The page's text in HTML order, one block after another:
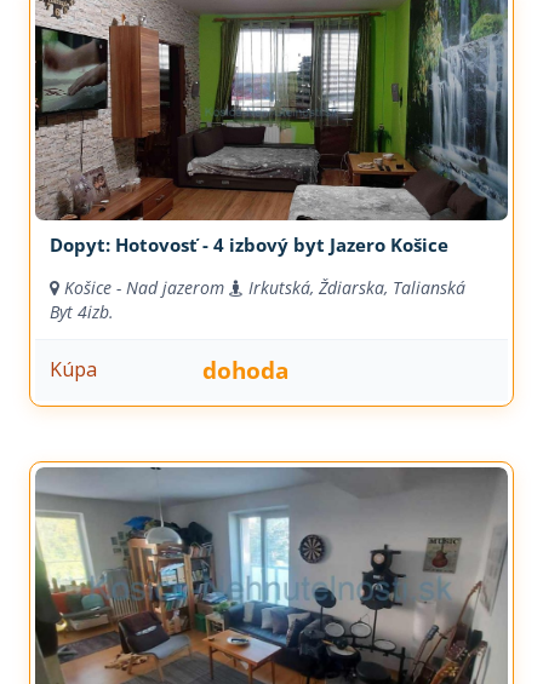
Dopyt: Hotovosť - 4 izbový byt Jazero Košice
Košice - Nad jazerom
Irkutská, Ždiarska, Talianská
Byt 4izb.
Kúpa dohoda